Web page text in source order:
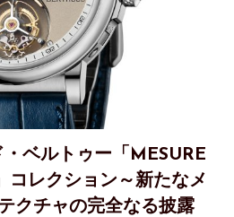
ベルトゥー「MESURE
コレクション～新たなメ
クチャの完全なる披露